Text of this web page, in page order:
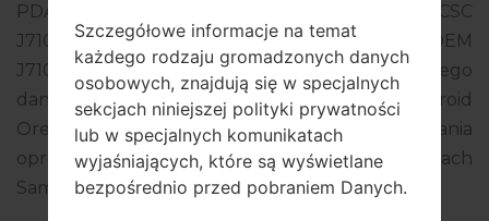
PDA J710MNUBS4CSL2, wersja CSC
J710MNUWT4CSD1, wersja MODEM
J710MNUBS4CSL1. Wersja systemu operacyjnego
danego oprogramowania układowego to Android
Oreo 8.1.0. Pełny poradnik na temat flashowania
oprogramowania układowego na urządzeniach
Samsungtutaj
Szczegółowe informacje na temat
każdego rodzaju gromadzonych danych
osobowych, znajdują się w specjalnych
sekcjach niniejszej polityki prywatności
lub w specjalnych komunikatach
wyjaśniających, które są wyświetlane
bezpośrednio przed pobraniem Danych.